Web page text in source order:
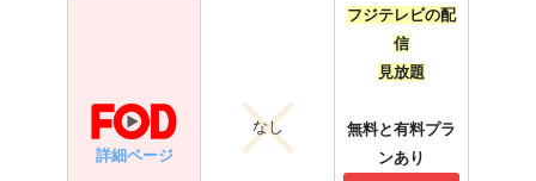
詳細ページ
なし
フジテレビの配
信
見放題
無料と有料プラ
ンあり